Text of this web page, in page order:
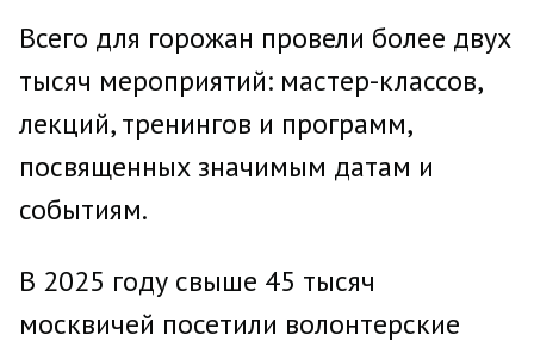
Всего для горожан провели более двух
тысяч мероприятий: мастер-классов,
лекций, тренингов и программ,
посвященных значимым датам и
событиям.
В 2025 году свыше 45 тысяч
москвичей посетили волонтерские